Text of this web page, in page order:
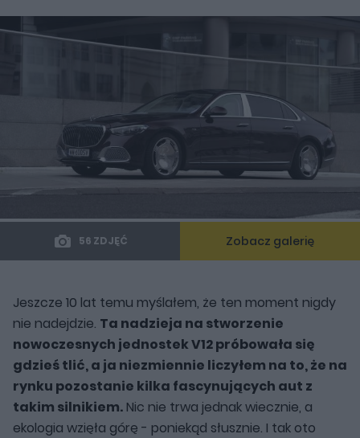
56 ZDJĘĆ Zobacz galerię
Jeszcze 10 lat temu myślałem, że ten moment nigdy
nie nadejdzie. Ta nadzieja na stworzenie
nowoczesnych jednostek V12 próbowała się
gdzieś tlić, a ja niezmiennie liczyłem na to, że na
rynku pozostanie kilka fascynujących aut z
takim silnikiem. Nic nie trwa jednak wiecznie, a
ekologia wzięła górę - poniekąd słusznie. I tak oto